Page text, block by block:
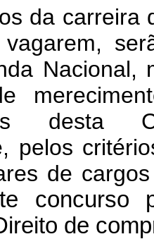
da carreira
Nacional,
desta
pelos
de
de